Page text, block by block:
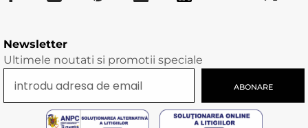
Newsletter
Ultimele noutati si promotii speciale
ABONARE